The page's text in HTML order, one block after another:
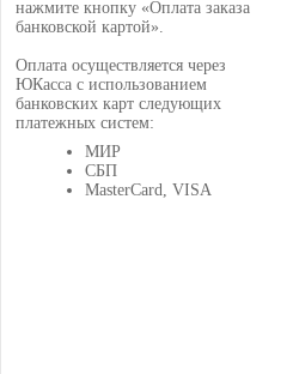
нажмите кнопку «Оплата заказа
банковской картой».
Оплата осуществляется через
ЮКасса с использованием
банковских карт следующих
платежных систем:
МИР
СБП
MasterCard, VISA